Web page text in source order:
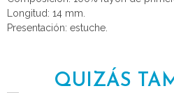
Longitud: 14 mm.
Presentación: estuche.
QUIZÁS